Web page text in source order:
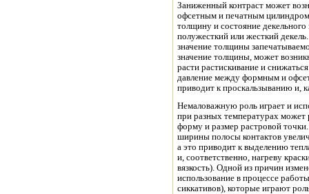
Заниженный контраст может
офсетным и печатным
толщину и состояние
полужесткий или жесткий
значение толщины
значение толщины, может
расти растискивание и
давление между формным и
приводит к проскальзыванию и,
Немаловажную роль играет и
при разных температурах может
форму и размер растровой
ширины полосы контактов
а это приводит к выделению
и, соответственно, нагреву
вязкость). Одной из причин
использование в процессе
сиккативов), которые играют